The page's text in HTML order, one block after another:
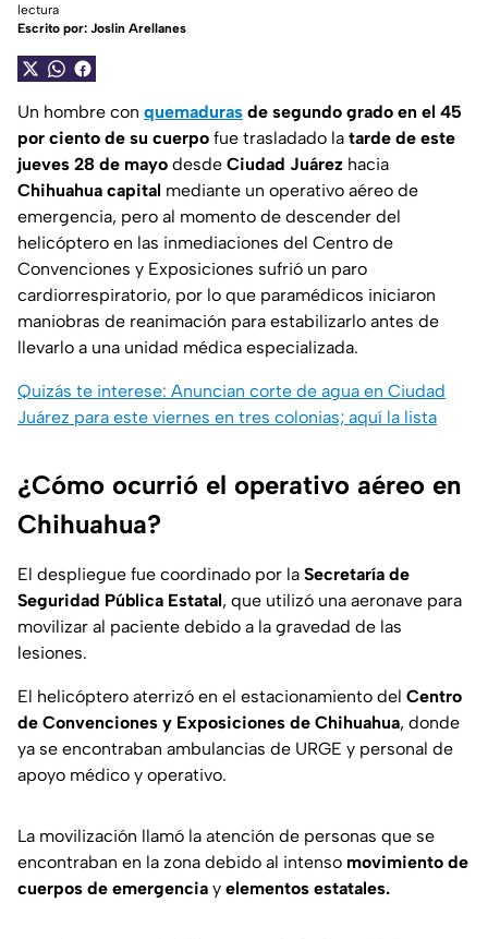
lectura
Escrito por: Joslin Arellanes
Un hombre con quemaduras de segundo grado en el 45
por ciento de su cuerpo fue trasladado la tarde de este
jueves 28 de mayo desde Ciudad Juárez hacia
Chihuahua capital mediante un operativo aéreo de
emergencia, pero al momento de descender del
helicóptero en las inmediaciones del Centro de
Convenciones y Exposiciones sufrió un paro
cardiorrespiratorio, por lo que paramédicos iniciaron
maniobras de reanimación para estabilizarlo antes de
llevarlo a una unidad médica especializada.
Quizás te interese: Anuncian corte de agua en Ciudad
Juárez para este viernes en tres colonias; aquí la lista
¿Cómo ocurrió el operativo aéreo en
Chihuahua?
El despliegue fue coordinado por la Secretaría de
Seguridad Pública Estatal, que utilizó una aeronave para
movilizar al paciente debido a la gravedad de las
lesiones.
El helicóptero aterrizó en el estacionamiento del Centro
de Convenciones y Exposiciones de Chihuahua, donde
ya se encontraban ambulancias de URGE y personal de
apoyo médico y operativo.
La movilización llamó la atención de personas que se
encontraban en la zona debido al intenso movimiento de
cuerpos de emergencia y elementos estatales.